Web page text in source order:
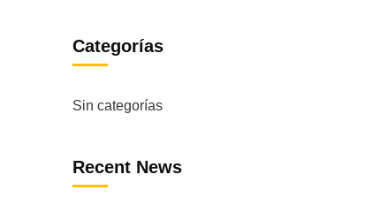
Categorías
Sin categorías
Recent News